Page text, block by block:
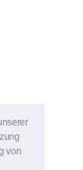
von